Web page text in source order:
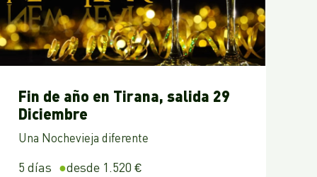
Fin de año en Tirana, salida 29
Diciembre
Una Nochevieja diferente
5 días desde 1.520 €